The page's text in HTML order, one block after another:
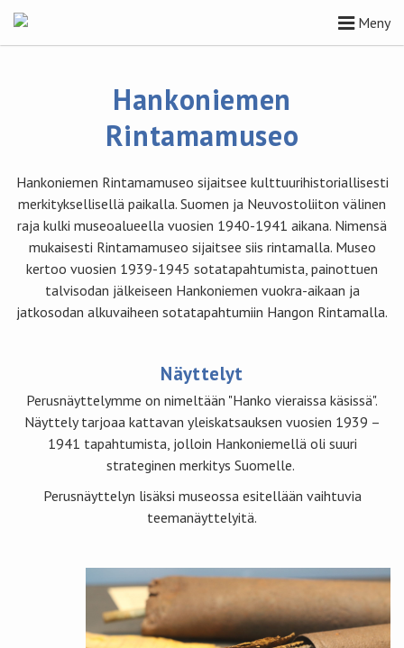
Meny
Hankoniemen
Rintamamuseo
Hankoniemen Rintamamuseo sijaitsee kulttuurihistoriallisesti
merkityksellisellä paikalla. Suomen ja Neuvostoliiton välinen
raja kulki museoalueella vuosien 1940-1941 aikana. Nimensä
mukaisesti Rintamamuseo sijaitsee siis rintamalla. Museo
kertoo vuosien 1939-1945 sotatapahtumista, painottuen
talvisodan jälkeiseen Hankoniemen vuokra-aikaan ja
jatkosodan alkuvaiheen sotatapahtumiin Hangon Rintamalla.
Näyttelyt
Perusnäyttelymme on nimeltään "Hanko vieraissa käsissä".
Näyttely tarjoaa kattavan yleiskatsauksen vuosien 1939 –
1941 tapahtumista, jolloin Hankoniemellä oli suuri
strateginen merkitys Suomelle.
Perusnäyttelyn lisäksi museossa esitellään vaihtuvia
teemanäyttelyitä.